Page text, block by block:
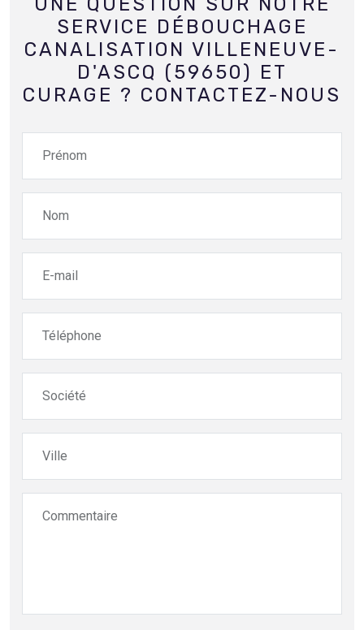
SERVICE DÉBOUCHAGE
CANALISATION VILLENEUVE-
D'ASCQ (59650) ET
CURAGE ? CONTACTEZ-NOUS
Prénom
Nom
E-mail
Téléphone
Société
Ville
Commentaire